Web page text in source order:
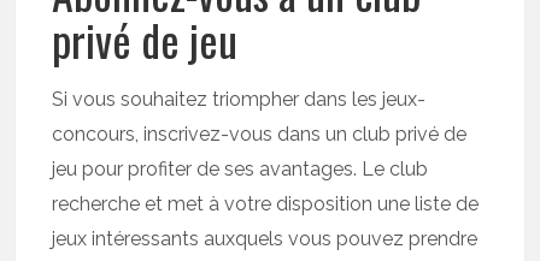
privé de jeu
Si vous souhaitez triompher dans les jeux-
concours, inscrivez-vous dans un club privé de
jeu pour profiter de ses avantages. Le club
recherche et met à votre disposition une liste de
jeux intéressants auxquels vous pouvez prendre